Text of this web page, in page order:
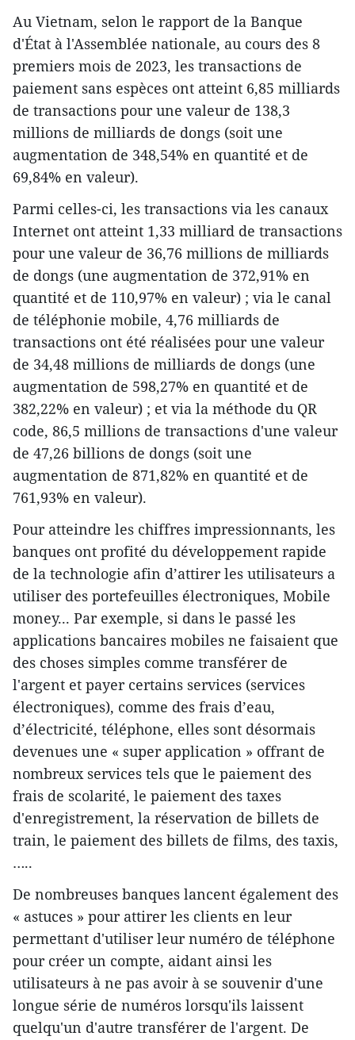
Au Vietnam, selon le rapport de la Banque
d'État à l'Assemblée nationale, au cours des 8
premiers mois de 2023, les transactions de
paiement sans espèces ont atteint 6,85 milliards
de transactions pour une valeur de 138,3
millions de milliards de dongs (soit une
augmentation de 348,54% en quantité et de
69,84% en valeur).
Parmi celles-ci, les transactions via les canaux
Internet ont atteint 1,33 milliard de transactions
pour une valeur de 36,76 millions de milliards
de dongs (une augmentation de 372,91% en
quantité et de 110,97% en valeur) ; via le canal
de téléphonie mobile, 4,76 milliards de
transactions ont été réalisées pour une valeur
de 34,48 millions de milliards de dongs (une
augmentation de 598,27% en quantité et de
382,22% en valeur) ; et via la méthode du QR
code, 86,5 millions de transactions d'une valeur
de 47,26 billions de dongs (soit une
augmentation de 871,82% en quantité et de
761,93% en valeur).
Pour atteindre les chiffres impressionnants, les
banques ont profité du développement rapide
de la technologie afin d’attirer les utilisateurs a
utiliser des portefeuilles électroniques, Mobile
money... Par exemple, si dans le passé les
applications bancaires mobiles ne faisaient que
des choses simples comme transférer de
l'argent et payer certains services (services
électroniques), comme des frais d’eau,
d’électricité, téléphone, elles sont désormais
devenues une « super application » offrant de
nombreux services tels que le paiement des
frais de scolarité, le paiement des taxes
d'enregistrement, la réservation de billets de
train, le paiement des billets de films, des taxis,
…..
De nombreuses banques lancent également des
« astuces » pour attirer les clients en leur
permettant d'utiliser leur numéro de téléphone
pour créer un compte, aidant ainsi les
utilisateurs à ne pas avoir à se souvenir d'une
longue série de numéros lorsqu'ils laissent
quelqu'un d'autre transférer de l'argent. De